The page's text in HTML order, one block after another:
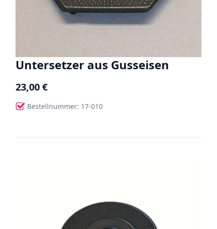
Untersetzer aus Gusseisen
23,00 €
Bestellnummer: 17-010